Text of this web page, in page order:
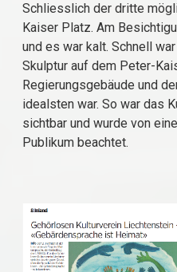
Schliesslich der dritte
Kaiser Platz. Am
und es war kalt. Schnell
Skulptur auf dem Peter-
Regierungsgebäude und
idealsten war. So war das
sichtbar und wurde von
Publikum beachtet.